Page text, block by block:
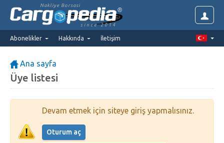
Nakliye Borsasi
since 2014
Abonelikler Hakkında İletişim
Ana sayfa
Üye listesi
Devam etmek için siteye giriş yapmalısınız.
Oturum aç